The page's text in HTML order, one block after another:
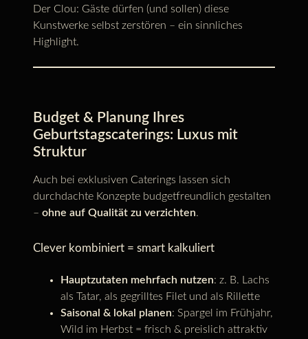
Der Clou: Gäste dürfen (und sollen) diese
Kunstwerke selbst zerstören – ein sinnliches
Highlight.
Budget & Planung Ihres
Geburtstagscaterings: Luxus mit
Struktur
Auch bei exklusiven Caterings lassen sich
durchdachte Konzepte budgetfreundlich gestalten
– ohne auf Qualität zu verzichten.
Clever kombiniert = smart kalkuliert
Hauptzutaten mehrfach nutzen: z. B. Lachs
als Tatar, als gegrilltes Filet und als Rillette
Saisonal & lokal planen: Spargel im Frühjahr,
Wild im Herbst = frisch & preislich attraktiv